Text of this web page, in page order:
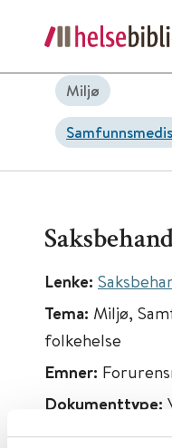
Miljø
Lenke:
Tema: Miljø,
folkehelse
Emner:
Dokumenttype:
Utgiver: